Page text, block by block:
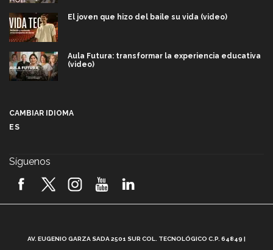
El joven que hizo del baile su vida (video)
Aula Futura: transformar la experiencia educativa
(video)
2026! (video)
CAMBIAR IDIOMA
ES
Síguenos
AV. EUGENIO GARZA SADA 2501 SUR COL. TECNOLÓGICO C.P. 64849 |